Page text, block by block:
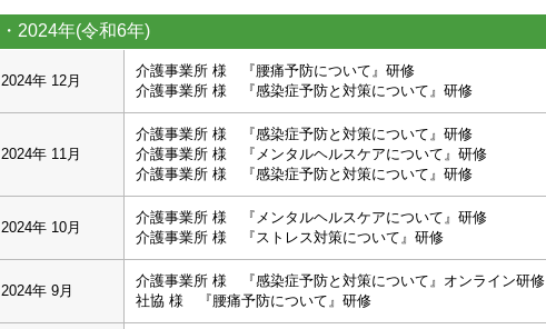
・2024年(令和6年)
2024年 12月
介護事業所 様 『腰痛予防について』研修
介護事業所 様 『感染症予防と対策について』研修
2024年 11月
介護事業所 様 『感染症予防と対策について』研修
介護事業所 様 『メンタルヘルスケアについて』研修
介護事業所 様 『感染症予防と対策について』研修
2024年 10月
介護事業所 様 『メンタルヘルスケアについて』研修
介護事業所 様 『ストレス対策について』研修
2024年 9月
介護事業所 様 『感染症予防と対策について』オンライン研修
社協 様 『腰痛予防について』研修